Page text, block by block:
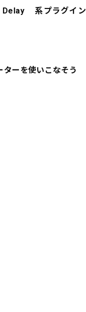
系プラグイン
ーを使いこなそう